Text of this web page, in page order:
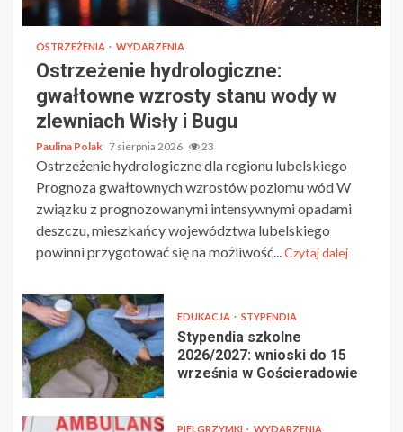
OSTRZEŻENIA WYDARZENIA
Ostrzeżenie hydrologiczne:
gwałtowne wzrosty stanu wody w
zlewniach Wisły i Bugu
Paulina Polak 7 sierpnia 2026 23
Ostrzeżenie hydrologiczne dla regionu lubelskiego
Prognoza gwałtownych wzrostów poziomu wód W
związku z prognozowanymi intensywnymi opadami
deszczu, mieszkańcy województwa lubelskiego
powinni przygotować się na możliwość...Czytaj dalej
EDUKACJA STYPENDIA
Stypendia szkolne
2026/2027: wnioski do 15
września w Gościeradowie
PIELGRZYMKI WYDARZENIA